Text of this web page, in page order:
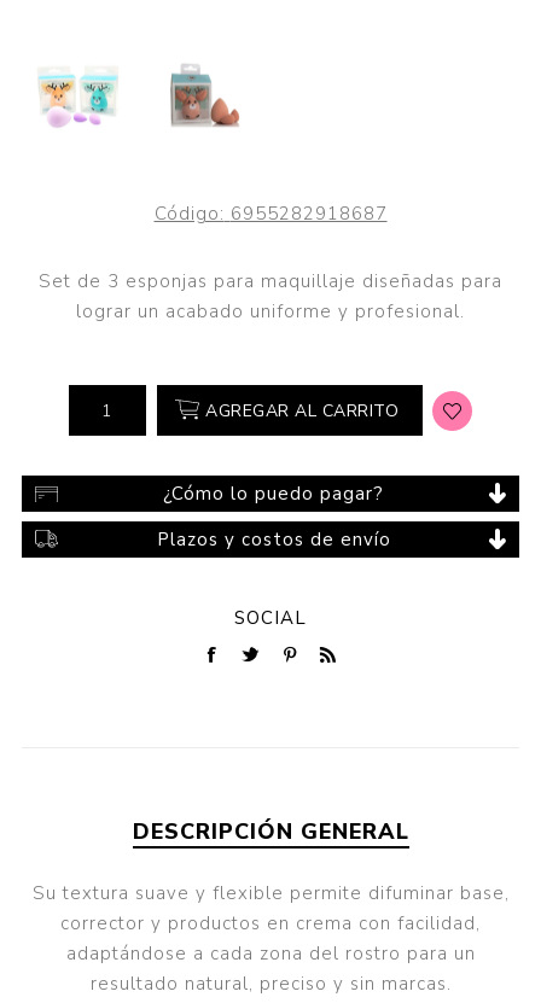
Código: 6955282918687
Set de 3 esponjas para maquillaje diseñadas para
lograr un acabado uniforme y profesional.
AGREGAR AL CARRITO
¿Cómo lo puedo pagar?
Plazos y costos de envío
SOCIAL
DESCRIPCIÓN GENERAL
Su textura suave y flexible permite difuminar base,
corrector y productos en crema con facilidad,
adaptándose a cada zona del rostro para un
resultado natural, preciso y sin marcas.